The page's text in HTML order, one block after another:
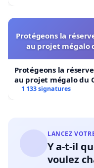
Protégeons la
au projet mégalo
Protégeons la
au projet mégalo du
1 133 signatures
LANCEZ
Y a-t-il
voulez